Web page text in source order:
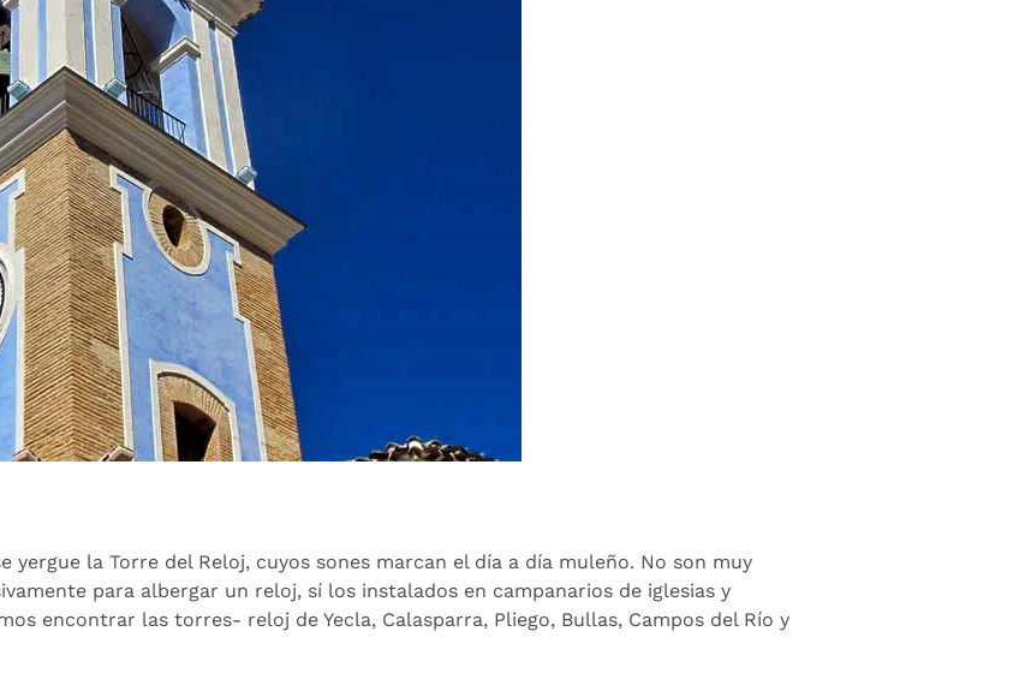
yergue la Torre del Reloj, cuyos sones marcan el día a día muleño. No son muy
para albergar un reloj, sí los instalados en campanarios de iglesias y
encontrar las torres- reloj de Yecla, Calasparra, Pliego, Bullas, Campos del Río y